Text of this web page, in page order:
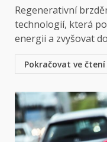
Regenerativní
technologií, která
energii a zvyšovat
Pokračovat ve čtení